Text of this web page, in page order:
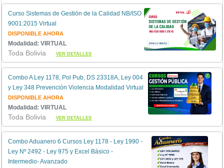
Curso Sistemas de Gestión de la Calidad NB/ISO
9001:2015 Virtual
DISPONIBLE AHORA
Modalidad: VIRTUAL
Toda BoliviaVER DETALLES
Combo A Ley 1178, Pol Pub, DS 23318A, Ley 004
y Ley 348 Prevención Violencia Modalidad Virtual
DISPONIBLE AHORA
Modalidad: VIRTUAL
Toda BoliviaVER DETALLES
Combo Aduanero 6 Cursos Ley 1178 - Ley 1990 -
Ley Nº 2492 - Ley 975 y Excel Básico -
Intermedio- Avanzado